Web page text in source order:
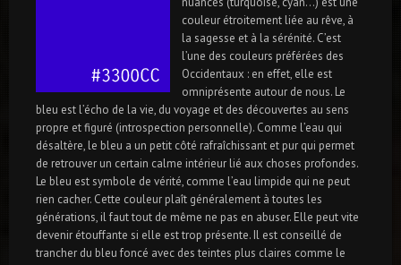
couleur étroitement liée au rêve, à
la sagesse et à la sérénité. C’est
l’une des couleurs préférées des
Occidentaux : en effet, elle est
omniprésente autour de nous. Le
bleu est l’écho de la vie, du voyage et des découvertes au sens
propre et figuré (introspection personnelle). Comme l’eau qui
désaltère, le bleu a un petit côté rafraîchissant et pur qui permet
de retrouver un certain calme intérieur lié aux choses profondes.
Le bleu est symbole de vérité, comme l’eau limpide qui ne peut
rien cacher. Cette couleur plaît généralement à toutes les
générations, il faut tout de même ne pas en abuser. Elle peut vite
devenir étouffante si elle est trop présente. Il est conseillé de
trancher du bleu foncé avec des teintes plus claires comme le